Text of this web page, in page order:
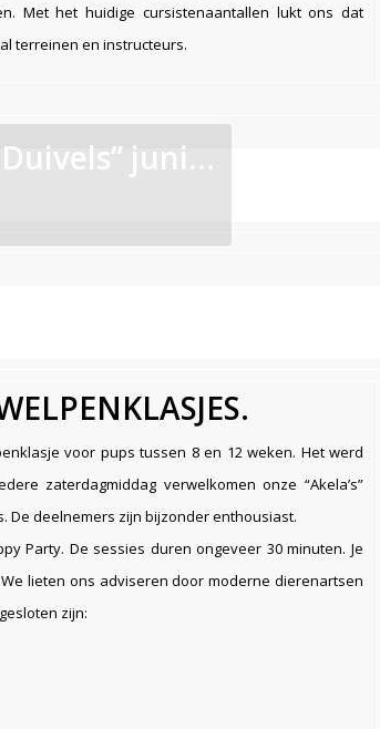
Met het huidige cursistenaantallen lukt ons dat
terreinen en instructeurs.
voor pups tussen 8 en 12 weken. Het werd
zaterdagmiddag verwelkomen onze “Akela’s”
De deelnemers zijn bijzonder enthousiast.
Party. De sessies duren ongeveer 30 minuten. Je
lieten ons adviseren door moderne dierenartsen
zijn:
juni...